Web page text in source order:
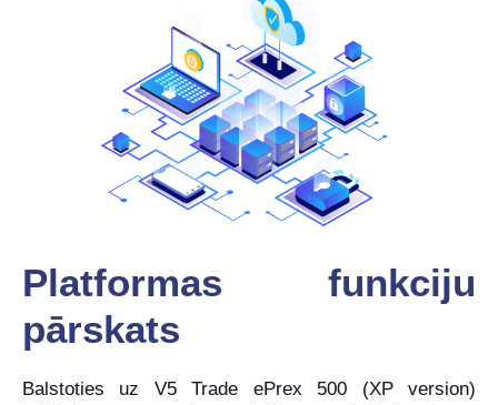
Platformas funkciju
pārskats
Balstoties uz V5 Trade ePrex 500 (XP version)